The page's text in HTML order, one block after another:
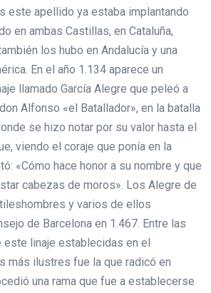
este apellido ya estaba implantando
en ambas Castillas, en Cataluña,
los hubo en Andalucía y una
En el año 1.134 aparece un
llamado García Alegre que peleó a
Alfonso «el Batallador», en la batalla
se hizo notar por su valor hasta el
viendo el coraje que ponía en la
«Cómo hace honor a su nombre y que
cabezas de moros». Los Alegre de
y varios de ellos
de Barcelona en 1.467. Entre las
linaje establecidas en el
más ilustres fue la que radicó en
una rama que fue a establecerse